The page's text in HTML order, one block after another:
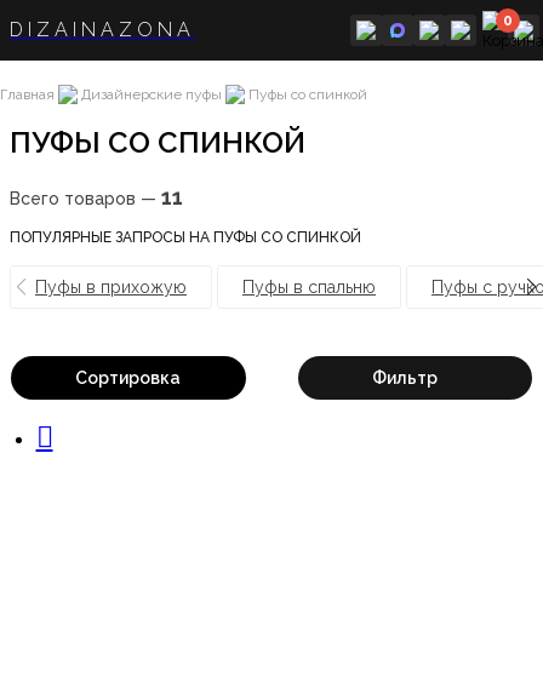
DIZAINAZONA 0
Главная Дизайнерские пуфы Пуфы со спинкой
ПУФЫ СО СПИНКОЙ
Всего товаров — 11
ПОПУЛЯРНЫЕ ЗАПРОСЫ НА ПУФЫ СО СПИНКОЙ
Пуфы в прихожую Пуфы в спальню Пуфы с
Сортировка Фильтр